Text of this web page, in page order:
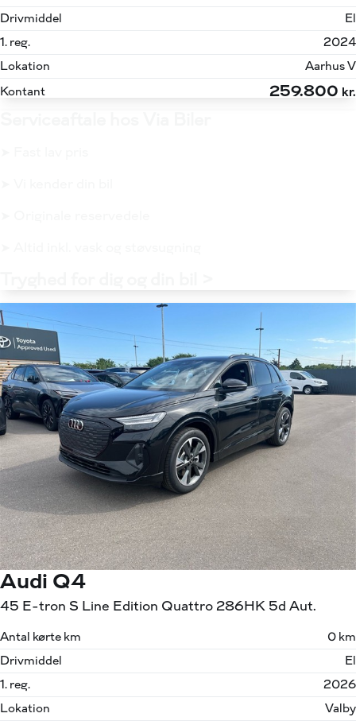
Drivmiddel
El
1. reg.
2024
Lokation
Aarhus V
Kontant
259.800 kr.
Audi Q4
45 E-tron S Line Edition Quattro 286HK 5d Aut.
Antal kørte km
0 km
Drivmiddel
El
1. reg.
2026
Lokation
Valby